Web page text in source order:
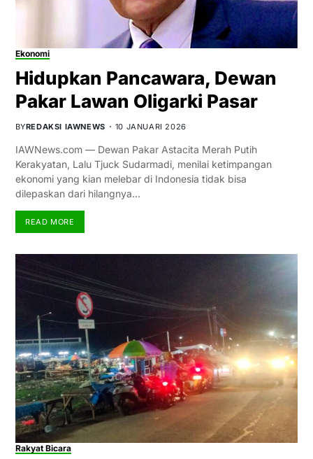
Ekonomi
Hidupkan Pancawara, Dewan
Pakar Lawan Oligarki Pasar
BYREDAKSI IAWNEWS 10 JANUARI 2026
IAWNews.com — Dewan Pakar Astacita Merah Putih
Kerakyatan, Lalu Tjuck Sudarmadi, menilai ketimpangan
ekonomi yang kian melebar di Indonesia tidak bisa
dilepaskan dari hilangnya…
READ MORE
Rakyat Bicara